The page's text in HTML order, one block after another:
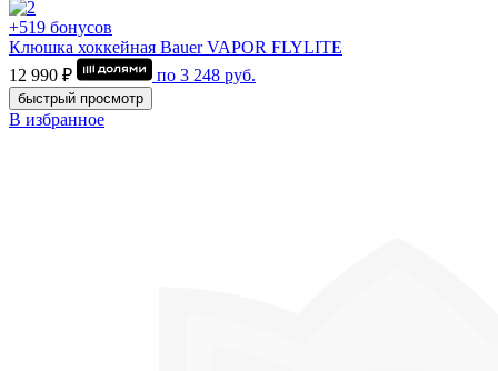
+519 бонусов
Клюшка хоккейная Bauer VAPOR FLYLITE
12 990 ₽
по 3 248 руб.
быстрый просмотр
В избранное